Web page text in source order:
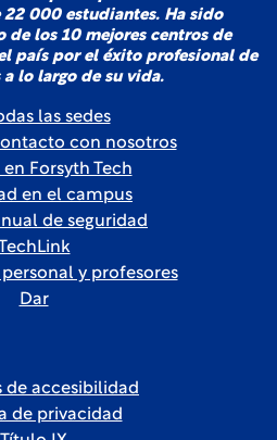
22 000 estudiantes. Ha sido
de los 10 mejores centros de
país por el éxito profesional de
a lo largo de su vida.
las sedes
con nosotros
Forsyth Tech
en el campus
de seguridad
y profesores
Dar
de accesibilidad
de privacidad